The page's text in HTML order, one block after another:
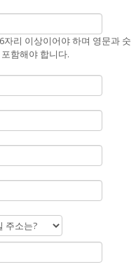
페이지"가 제공하는 서비스
에 있어서 홈페이지에 게시
형태의 글,사진,동영상 및
너맥스.com)에 게시하거나
경우 약관을 변경할 수 있으
하여 현행약관과 함께 "홈페
전까지 공지합니다. 단, 회원
주소) 개정약관을 발송하여
또는 통지 하면서 회원에게 7
자리 이상이어야 하며 영문과 숫
함해야 합니다.